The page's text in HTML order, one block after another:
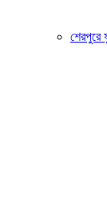
শেরপুরে